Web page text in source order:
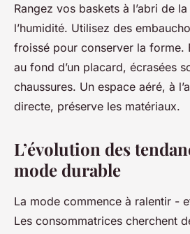
Rangez vos baskets à l’abri de
l’humidité. Utilisez des
froissé pour conserver la forme.
au fond d’un placard, écrasées
chaussures. Un espace aéré, à
directe, préserve les matériaux.
L’évolution des
mode durable
La mode commence à ralentir -
Les consommatrices cherchent